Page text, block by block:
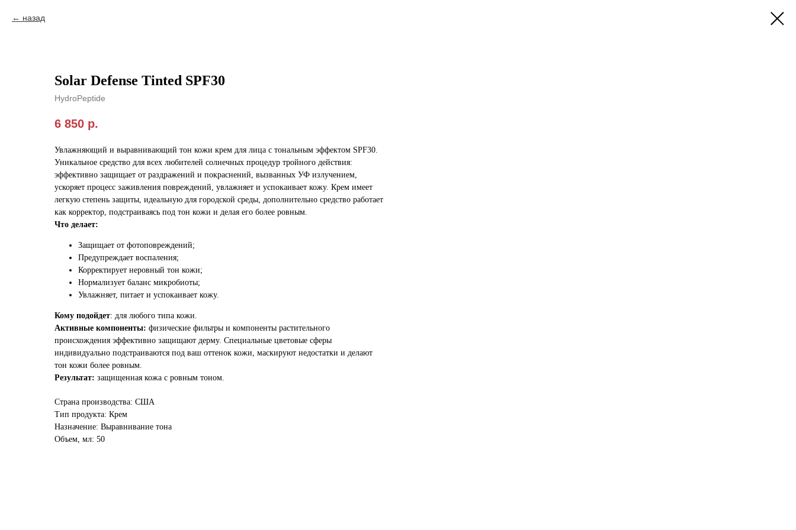
назад
Solar Defense Tinted SPF30
HydroPeptide
6 850 р.
Увлажняющий и выравнивающий тон кожи крем для лица с тональным эффектом SPF30.
Уникальное средство для всех любителей солнечных процедур тройного действия:
эффективно защищает от раздражений и покраснений, вызванных УФ излучением,
ускоряет процесс заживления повреждений, увлажняет и успокаивает кожу. Крем имеет
легкую степень защиты, идеальную для городской среды, дополнительно средство работает
как корректор, подстраиваясь под тон кожи и делая его более ровным.
Что делает:
Защищает от фотоповреждений;
Предупреждает воспаления;
Корректирует неровный тон кожи;
Нормализует баланс микробиоты;
Увлажняет, питает и успокаивает кожу.
Кому подойдет: для любого типа кожи.
Активные компоненты: физические фильтры и компоненты растительного
происхождения эффективно защищают дерму. Специальные цветовые сферы
индивидуально подстраиваются под ваш оттенок кожи, маскируют недостатки и делают
тон кожи более ровным.
Результат: защищенная кожа с ровным тоном.
Страна производства: США
Тип продукта: Крем
Назначение: Выравнивание тона
Объем, мл: 50